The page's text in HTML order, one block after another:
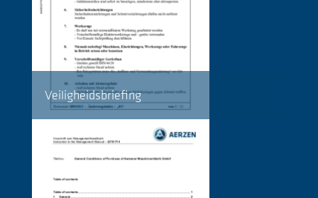
Veiligheidsbriefing